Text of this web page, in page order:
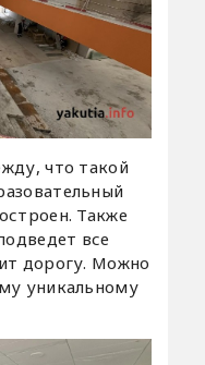
что такой
Также
все
дорогу. Можно
уникальному